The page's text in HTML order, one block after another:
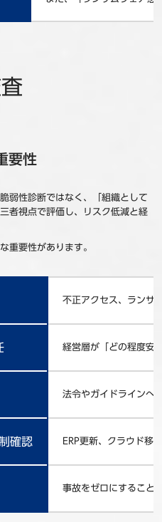
要性
弱性診断ではなく、「組織として
者視点で評価し、リスク低減と経
重要性があります。
不正アクセス、ランサ
経営層が「どの程度安
法令やガイドラインへ
確認 ERP更新、クラウド移
事故をゼロにすること